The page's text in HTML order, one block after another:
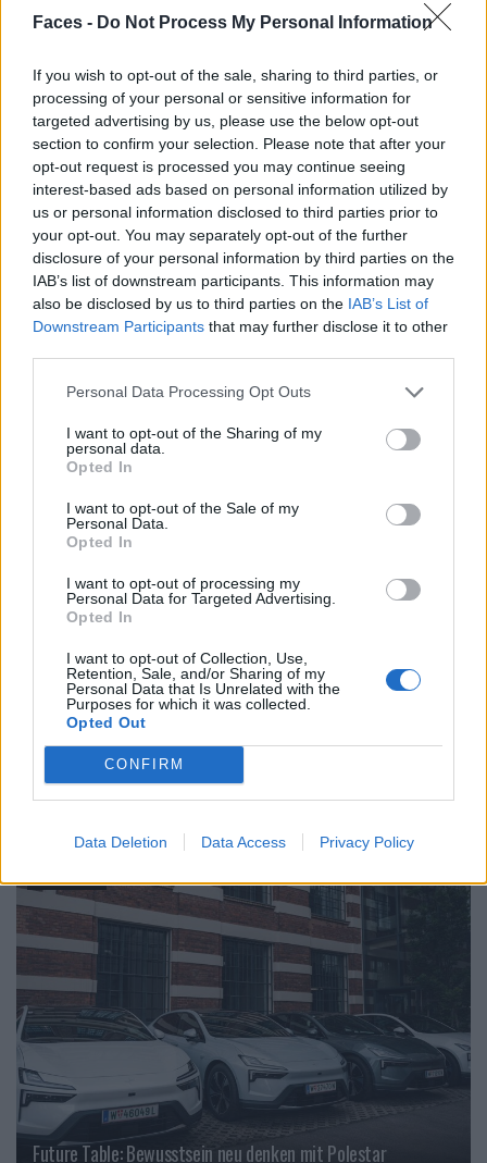
Faces - Do Not Process My Personal Information
If you wish to opt-out of the sale, sharing to third parties, or
processing of your personal or sensitive information for
targeted advertising by us, please use the below opt-out
section to confirm your selection. Please note that after your
opt-out request is processed you may continue seeing
interest-based ads based on personal information utilized by
us or personal information disclosed to third parties prior to
your opt-out. You may separately opt-out of the further
disclosure of your personal information by third parties on the
IAB’s list of downstream participants. This information may
also be disclosed by us to third parties on the IAB’s List of
Downstream Participants that may further disclose it to other
Personal Data Processing Opt Outs
I want to opt-out of the Sharing of my
personal data.
Opted In
I want to opt-out of the Sale of my
Personal Data.
Opted In
I want to opt-out of processing my
Personal Data for Targeted Advertising.
Opted In
I want to opt-out of Collection, Use,
Retention, Sale, and/or Sharing of my
Personal Data that Is Unrelated with the
Purposes for which it was collected.
Opted Out
CONFIRM
Data Deletion Data Access Privacy Policy
HOUSE OF COLORS: JU SCHNEE BEI BETTER GO SOUTH
LIVING
Mineralstoffe einfach erklärt: Warum dein Körper sie
braucht
LIVING
Design-Highlights vom Salone del Mobile 2026
Future Table: Bewusstsein neu denken mit Polestar